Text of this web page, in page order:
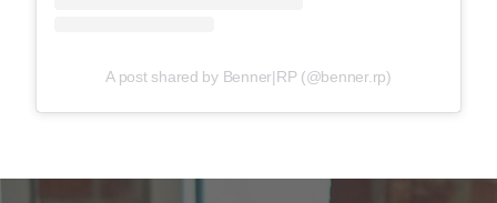
A post shared by Benner|RP (@benner.rp)